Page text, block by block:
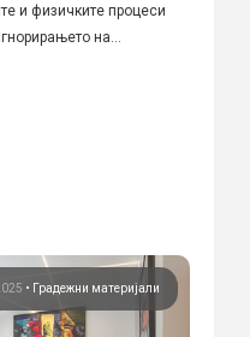
и физичките процеси
на...
• Градежни материјали